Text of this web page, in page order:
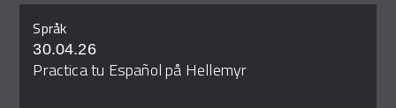
Språk
30.04.26
Practica tu Español på Hellemyr